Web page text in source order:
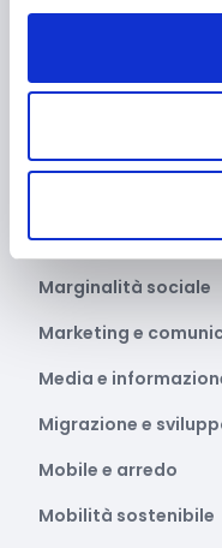
Intelligenza
Manifestazioni
Marginalità sociale
Marketing e
Media e
Migrazione e
Mobile e arredo
Mobilità sostenibile